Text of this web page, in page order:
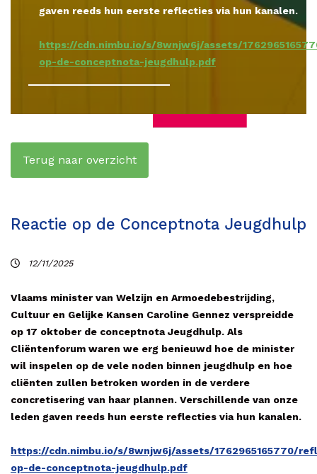
gaven reeds hun eerste reflecties via hun kanalen.
https://cdn.nimbu.io/s/8wnjw6j/assets/
op-de-conceptnota-jeugdhulp.pdf
Terug naar overzicht
Reactie op de Conceptnota Jeugdhulp
12/11/2025
Vlaams minister van Welzijn en Armoedebestrijding,
Cultuur en Gelijke Kansen Caroline Gennez verspreidde
op 17 oktober de conceptnota Jeugdhulp. Als
Cliëntenforum waren we erg benieuwd hoe de minister
wil inspelen op de vele noden binnen jeugdhulp en hoe
cliënten zullen betroken worden in de verdere
concretisering van haar plannen. Verschillende van onze
leden gaven reeds hun eerste reflecties via hun kanalen.
https://cdn.nimbu.io/s/8wnjw6j/assets/1762965165770/
op-de-conceptnota-jeugdhulp.pdf